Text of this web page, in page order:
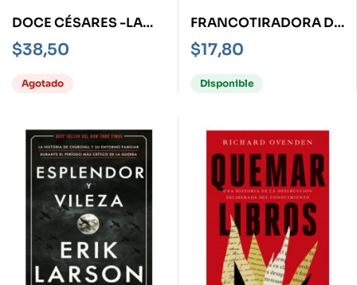
DOCE CÉSARES -LA
REPRESENTACIÓN DEL
PODER DESDE EL
MUNDO ANTIGUO
$38,50
Agotado
FRANCOTIRADORA DE
STALIN, LA
$17,80
Disponible